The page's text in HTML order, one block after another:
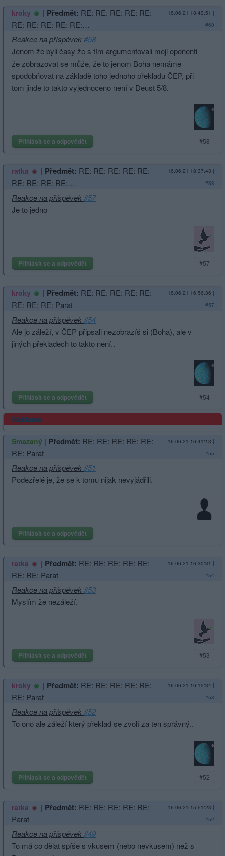
kroky | Předmět: RE: RE: RE: RE: RE:
RE: RE: RE: RE: RE:…
16.06.21 18:43:51 |
#60
Reakce na příspěvek#58
Jenom že byli časy že s tím argumentovali moji oponenti
že zobrazovat se může, že to jenom Boha nemáme
spodobńovat na základě toho jednoho překladu ČEP, při
tom jinde to takto vyjednoceno není v Deust 5/8.
Přihlásit se a odpovědět #58
ratka | Předmět: RE: RE: RE: RE: RE:
RE: RE: RE: RE:…
16.06.21 18:37:43 |
#58
Reakce na příspěvek#57
Je to jedno
Přihlásit se a odpovědět #57
kroky | Předmět: RE: RE: RE: RE: RE:
RE: RE: RE: Parat
16.06.21 16:56:36 |
#57
Reakce na příspěvek#54
Ale jo záleží, v ČEP připsali nezobrazíš si (Boha), ale v
jiných překladech to takto není..
Přihlásit se a odpovědět #54
Reklama
Smazaný | Předmět: RE: RE: RE: RE: RE:
RE: Parat
16.06.21 16:41:13 |
#55
Reakce na příspěvek#51
Podezřelé je, že se k tomu nijak nevyjádřili.
Přihlásit se a odpovědět
ratka | Předmět: RE: RE: RE: RE: RE:
RE: RE: Parat
16.06.21 16:30:31 |
#54
Reakce na příspěvek#53
Myslím že nezáleží.
Přihlásit se a odpovědět #53
kroky | Předmět: RE: RE: RE: RE: RE:
RE: Parat
16.06.21 16:15:34 |
#53
Reakce na příspěvek#52
To ono ale záleží který překlad se zvolí za ten správný..
Přihlásit se a odpovědět #52
ratka | Předmět: RE: RE: RE: RE: RE:
Parat
16.06.21 15:51:23 |
#52
Reakce na příspěvek#49
To má co dělat spíše s vkusem (nebo nevkusem) než s